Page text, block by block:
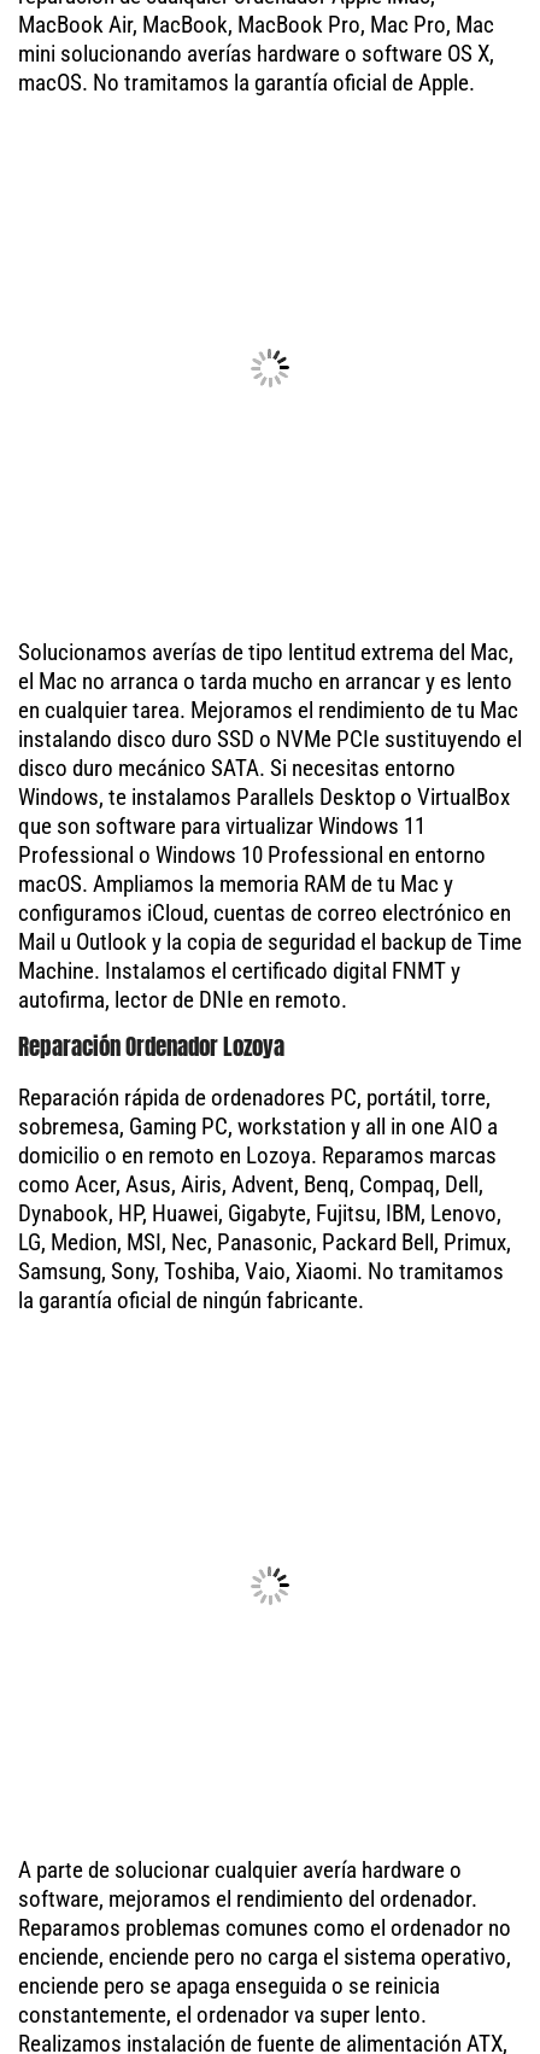
MacBook Air, MacBook, MacBook Pro, Mac Pro, Mac
mini solucionando averías hardware o software OS X,
macOS. No tramitamos la garantía oficial de Apple.
Solucionamos averías de tipo lentitud extrema del Mac,
el Mac no arranca o tarda mucho en arrancar y es lento
en cualquier tarea. Mejoramos el rendimiento de tu Mac
instalando disco duro SSD o NVMe PCIe sustituyendo el
disco duro mecánico SATA. Si necesitas entorno
Windows, te instalamos Parallels Desktop o VirtualBox
que son software para virtualizar Windows 11
Professional o Windows 10 Professional en entorno
macOS. Ampliamos la memoria RAM de tu Mac y
configuramos iCloud, cuentas de correo electrónico en
Mail u Outlook y la copia de seguridad el backup de Time
Machine. Instalamos el certificado digital FNMT y
autofirma, lector de DNIe en remoto.
Reparación Ordenador Lozoya
Reparación rápida de ordenadores PC, portátil, torre,
sobremesa, Gaming PC, workstation y all in one AIO a
domicilio o en remoto en Lozoya. Reparamos marcas
como Acer, Asus, Airis, Advent, Benq, Compaq, Dell,
Dynabook, HP, Huawei, Gigabyte, Fujitsu, IBM, Lenovo,
LG, Medion, MSI, Nec, Panasonic, Packard Bell, Primux,
Samsung, Sony, Toshiba, Vaio, Xiaomi. No tramitamos
la garantía oficial de ningún fabricante.
A parte de solucionar cualquier avería hardware o
software, mejoramos el rendimiento del ordenador.
Reparamos problemas comunes como el ordenador no
enciende, enciende pero no carga el sistema operativo,
enciende pero se apaga enseguida o se reinicia
constantemente, el ordenador va super lento.
Realizamos instalación de fuente de alimentación ATX,